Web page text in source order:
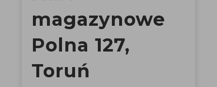
magazynowe
Polna 127,
Toruń